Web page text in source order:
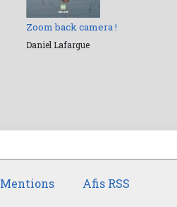
Zoom back camera !
Daniel Lafargue
Mentions Afis RSS